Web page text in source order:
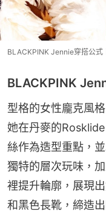
BLACKPINK Jennie穿搭公式
BLACKPINK
型格的女性龐克風
她在丹麥的
絲作為造型重點，
獨特的層次玩味，
裡提升輪廓，展現
和黑色長靴，締造